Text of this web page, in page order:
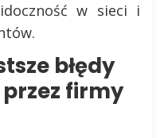
w sieci i
błędy
przez firmy